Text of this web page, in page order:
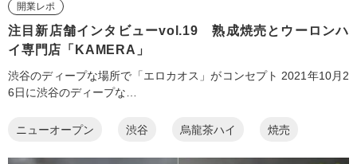
開業レポ
注目新店舗インタビューvol.19 熟成焼売とウーロンハ
イ専門店「KAMERA」
渋谷のディープな場所で「エロカオス」がコンセプト 2021年10月2
6日に渋谷のディープな…
ニューオープン 渋谷 烏龍茶ハイ 焼売